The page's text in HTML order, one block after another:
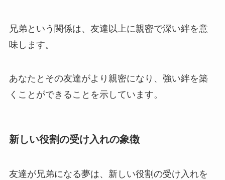
兄弟という関係は、友達以上に親密で深い絆を意
味します。
あなたとその友達がより親密になり、強い絆を築
くことができることを示しています。
新しい役割の受け入れの象徴
友達が兄弟になる夢は、新しい役割の受け入れを